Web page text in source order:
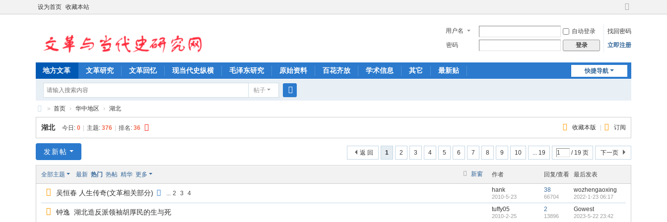
设为首页 收藏本站
切
到
宽
用户名 自动登录
找回密码
密码
登录 立即注册
快捷导航
地方文革 文革研究 文革回忆 现当代史纵横 毛泽东研究 原始资料 百花齐放 学术信息 其它 最新贴
帖子
索
文
革
当
» 首页 › 华中地区 › 湖北
收藏本版 订阅
湖北 今日: 0 主题: 376 排名: 36
1 2 3 4 5 6 7 8 9 10 ... 19 / 19 页 下一页
返 回
发新帖
新窗
全部主题 最新 热门 热帖 精华 更多 作者 回复/查看 最后发表
吴恒春 人生传奇(文革相关部分) ... 2 3 4 hank
2010-5-23
38
66704
wozhengaoxing
2022-1-23 06:17
钟逸 湖北造反派领袖胡厚民的生与死 tuffy05
2010-2-25
2
13896
Gowest
2023-5-22 23:42